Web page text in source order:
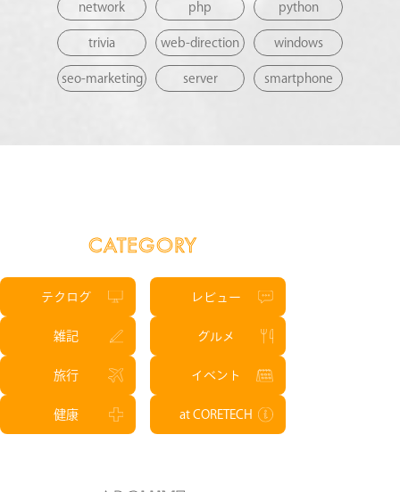
network php python
trivia web-direction windows
seo-marketing server smartphone
CATEGORY
テクログ レビュー
雑記 グルメ
旅行 イベント
健康 at CORETECH